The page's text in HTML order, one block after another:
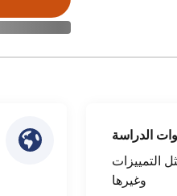
الدراسة
التمييزات
وغيرها